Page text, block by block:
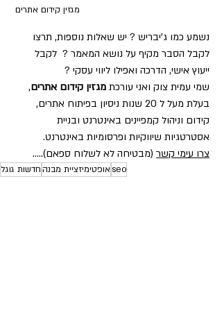
מגזין קידום אתרים
נשמע כמו ג'יבריש ? יש שאלות נוספות, תרצו
לקבל הסבר מקיף על נושא המאמר ?  לקבל
ייעוץ אישי, הדרכה ואפילו ליווי עסקי ?
שמי עמית צוק ואני עורכת מגזין קידום אתרים,
בעלת מעל ל 20 שנות ניסיון בפיתוח אתרים,
קידום וניהול קמפיינים באינטרנט ובניית
אסטרטגיות שיווקיות ופרסומיות באינטרנט.
צרו עימי קשר (מבטיחה לא לשלוח ספאם).....
seo אופטימיזציית מבנהחדשות גוגל